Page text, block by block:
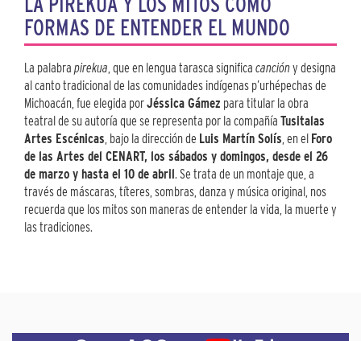
FORMAS DE ENTENDER EL MUNDO
La palabra pirekua, que en lengua tarasca significa cancióny designa
al canto tradicional de las comunidades indígenas p’urhépechas de
Michoacán, fue elegida porJéssica Gámez para titular la obra
teatral de su autoría que se representa por la compañía Tusitalas
Artes Escénicas, bajo la dirección de Luis Martín Solís, en el Foro
de las Artes del CENART, los sábados y domingos, desde el 26
de marzo y hasta el 10 de abril. Se trata de un montaje que, a
través de máscaras, títeres, sombras, danza y música original, nos
recuerda que los mitos son maneras de entender la vida, la muerte y
las tradiciones.